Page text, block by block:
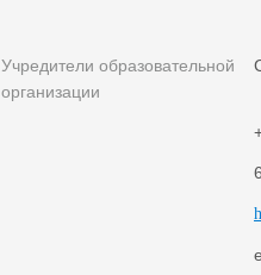
Учредители образовательной
организации